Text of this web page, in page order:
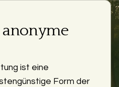
ist eine
Form der